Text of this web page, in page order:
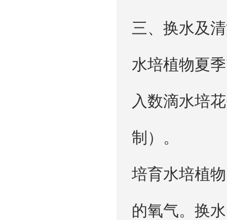
三、换水及
水培植物夏
入数滴水培
制）。
培育水培植
的氧气。换